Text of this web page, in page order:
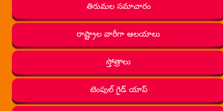
తిరుమల సమాచారం
రాష్ట్రాల వారీగా ఆలయాలు
స్తోత్రాలు
టెంపుల్ గైడ్ యాప్